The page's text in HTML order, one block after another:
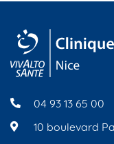
04 93 13 65 00
10 boulevard